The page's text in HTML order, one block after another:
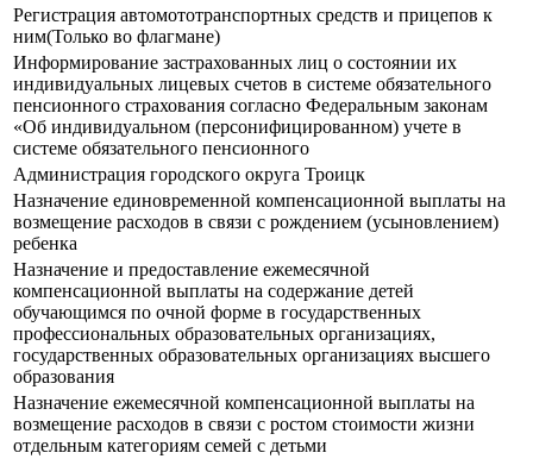
Регистрация автомототранспортных средств и прицепов к
ним(Только во флагмане)
Информирование застрахованных лиц о состоянии их
индивидуальных лицевых счетов в системе обязательного
пенсионного страхования согласно Федеральным законам
«Об индивидуальном (персонифицированном) учете в
системе обязательного пенсионного
Администрация городского округа Троицк
Назначение единовременной компенсационной выплаты на
возмещение расходов в связи с рождением (усыновлением)
ребенка
Назначение и предоставление ежемесячной
компенсационной выплаты на содержание детей
обучающимся по очной форме в государственных
профессиональных образовательных организациях,
государственных образовательных организациях высшего
образования
Назначение ежемесячной компенсационной выплаты на
возмещение расходов в связи с ростом стоимости жизни
отдельным категориям семей с детьми